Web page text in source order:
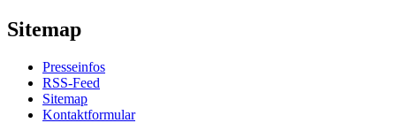
Sitemap
Presseinfos
RSS-Feed
Sitemap
Kontaktformular